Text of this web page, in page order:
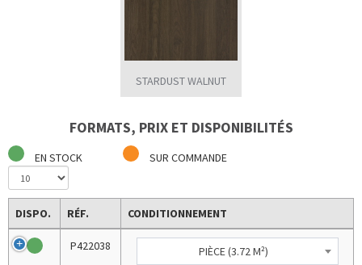
STARDUST WALNUT
FORMATS, PRIX ET DISPONIBILITÉS
EN STOCK SUR COMMANDE
DISPO. RÉF. CONDITIONNEMENT
P422038 PIÈCE (3.72 M²)